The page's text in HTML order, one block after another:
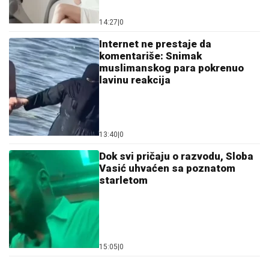
14:27 0
Internet ne prestaje da
komentariše: Snimak
muslimanskog para pokrenuo
lavinu reakcija
13:40 0
Dok svi pričaju o razvodu, Sloba
Vasić uhvaćen sa poznatom
starletom
15:05 0